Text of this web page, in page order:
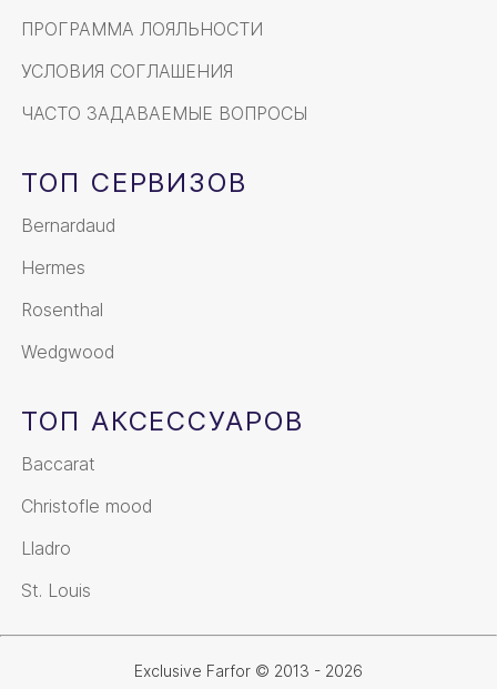
ПРОГРАММА ЛОЯЛЬНОСТИ
УСЛОВИЯ СОГЛАШЕНИЯ
ЧАСТО ЗАДАВАЕМЫЕ ВОПРОСЫ
ТОП СЕРВИЗОВ
Bernardaud
Hermes
Rosenthal
Wedgwood
ТОП АКСЕССУАРОВ
Baccarat
Christofle mood
Lladro
St. Louis
Exclusive Farfor © 2013 - 2026